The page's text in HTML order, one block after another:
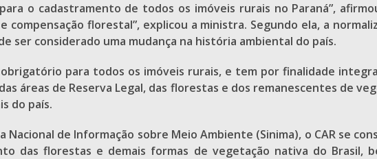
o cadastramento de todos os imóveis rurais no Paraná”,
florestal”, explicou a ministra. Segundo ela, a
ser considerado uma mudança na história ambiental do país.
para todos os imóveis rurais, e tem por finalidade
áreas de Reserva Legal, das florestas e dos remanescentes de
do país.
Nacional de Informação sobre Meio Ambiente (Sinima), o CAR se
das florestas e demais formas de vegetação nativa do Brasil,